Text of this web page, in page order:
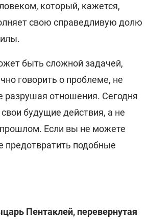
который, кажется,
свою справедливую долю
быть сложной задачей,
говорить о проблеме, не
отношения. Сегодня
будущие действия, а не
Если вы не можете
предотвратить подобные
Пентаклей, перевернутая